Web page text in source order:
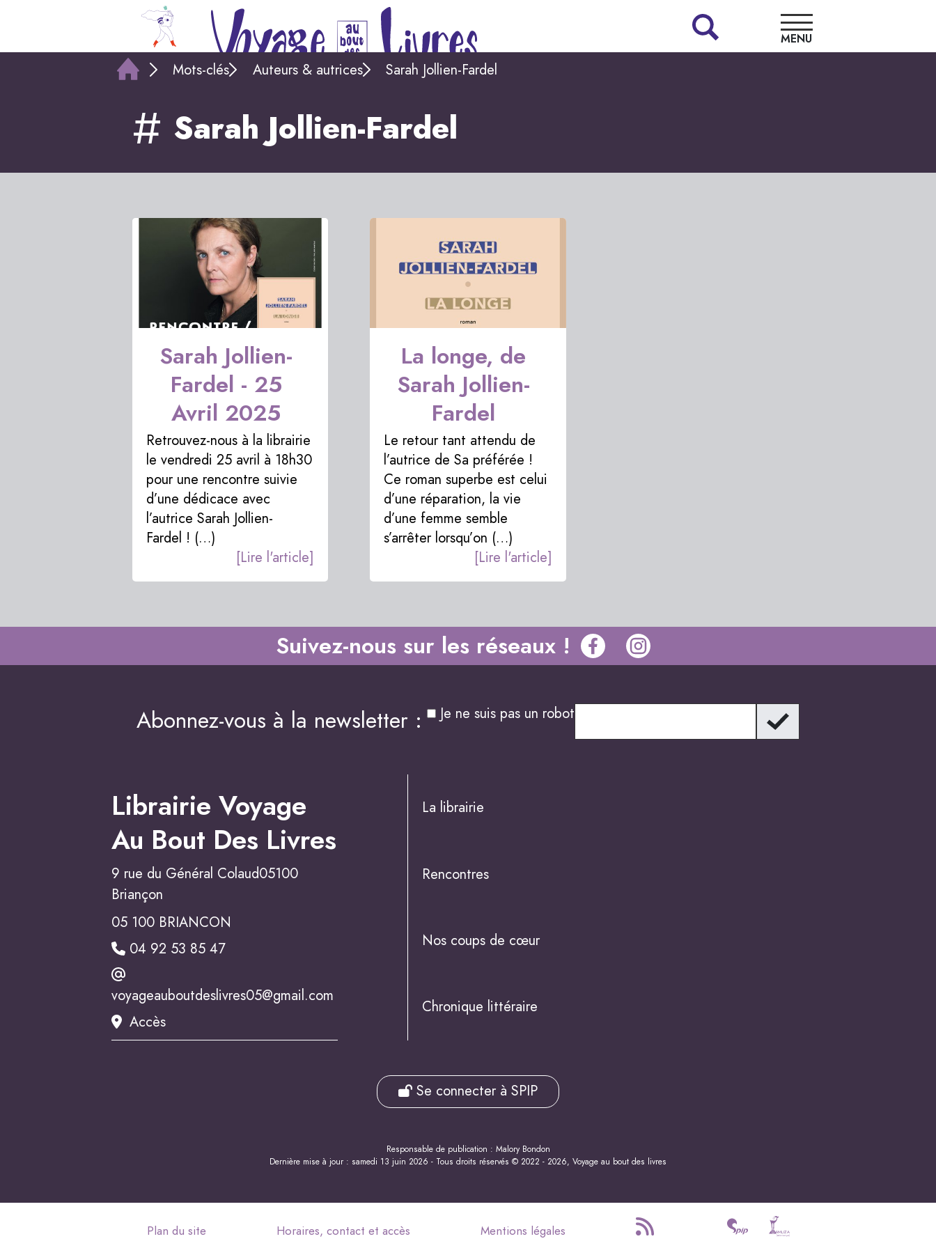
MENU
COUPS
Mots-clés Auteurs & autrices Sarah Jollien-Fardel
Sarah Jollien-Fardel
Sarah Jollien-
Fardel - 25
Avril 2025
Retrouvez-nous à la librairie
le vendredi 25 avril à 18h30
pour une rencontre suivie
d’une dédicace avec
l’autrice Sarah Jollien-
Fardel ! (…)
[Lire l'article]
La longe, de
Sarah Jollien-
Fardel
Le retour tant attendu de
l’autrice de Sa préférée !
Ce roman superbe est celui
d’une réparation, la vie
d’une femme semble
s’arrêter lorsqu’on (…)
[Lire l'article]
Suivez-nous sur les réseaux !
Abonnez-vous à la newsletter : Je ne suis pas un robot
Librairie Voyage
Au Bout Des Livres
9 rue du Général Colaud05100
Briançon
05 100 BRIANCON
04 92 53 85 47
voyageauboutdeslivres05@gmail.com
Accès
La librairie
Rencontres
Nos coups de cœur
Chronique littéraire
Se connecter à SPIP
Responsable de publication : Malory Bondon
Dernière mise à jour : samedi 13 juin 2026 - Tous droits réservés © 2022 - 2026, Voyage au bout des livres
Plan du site Horaires, contact et accès Mentions légales